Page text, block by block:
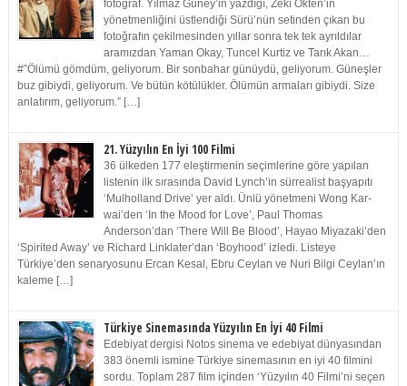
fotoğraf. Yılmaz Güney’in yazdığı, Zeki Ökten’in
yönetmenliğini üstlendiği Sürü’nün setinden çıkan bu
fotoğrafın çekilmesinden yıllar sonra tek tek ayrıldılar
aramızdan Yaman Okay, Tuncel Kurtiz ve Tarık Akan…
#”Ölümü gömdüm, geliyorum. Bir sonbahar günüydü, geliyorum. Güneşler
buz gibiydi, geliyorum. Ve bütün kötülükler. Ölümün armaları gibiydi. Size
anlatırım, geliyorum.” […]
21. Yüzyılın En İyi 100 Filmi
36 ülkeden 177 eleştirmenin seçimlerine göre yapılan
listenin ilk sırasında David Lynch’in sürrealist başyapıtı
‘Mulholland Drive’ yer aldı. Ünlü yönetmeni Wong Kar-
wai’den ‘In the Mood for Love’, Paul Thomas
Anderson’dan ‘There Will Be Blood’, Hayao Miyazaki’den
‘Spirited Away’ ve Richard Linklater’dan ‘Boyhood’ izledi. Listeye
Türkiye’den senaryosunu Ercan Kesal, Ebru Ceylan ve Nuri Bilgi Ceylan’ın
kaleme […]
Türkiye Sinemasında Yüzyılın En İyi 40 Filmi
Edebiyat dergisi Notos sinema ve edebiyat dünyasından
383 önemli ismine Türkiye sinemasının en iyi 40 filmini
sordu. Toplam 287 film içinden ‘Yüzyılın 40 Filmi’ni seçen